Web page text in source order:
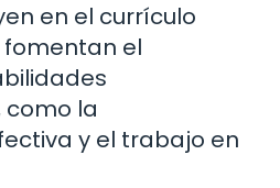
en el currículo
el
como la
y el trabajo en